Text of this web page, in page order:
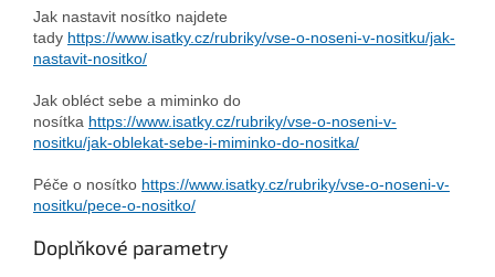
Jak nastavit nosítko najdete
tady https://www.isatky.cz/rubriky/vse-o-noseni-v-nositku/jak-
nastavit-nositko/
Jak obléct sebe a miminko do
nosítka https://www.isatky.cz/rubriky/vse-o-noseni-v-
nositku/jak-oblekat-sebe-i-miminko-do-nositka/
Péče o nosítko https://www.isatky.cz/rubriky/vse-o-noseni-v-
nositku/pece-o-nositko/
Doplňkové parametry